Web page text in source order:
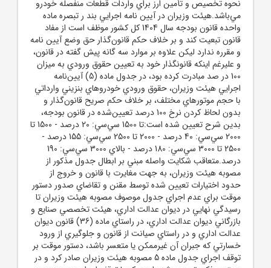
نحوه تخصيص و تأمين ارز براي واردات قطعات منفصله خودرو
مي‌باشد.هيئت وزيران در آيين نامه اجرايي بند ر تبصره ماده
واحده قانون بودجه سال 1404 کل کشور موظف است از مفاد
قانون تبعيت کند و بر خلاف حکم قانون‌گذار حق وضع آيين نامه
و مقرره ندارد ليکن علاوه بر موارد سه گانه پيش گفته در قانون،
و عليرغم اينکه قانونگذار خود به تعيين حقوق ورودي به ميزان
100 در صد مبادرت کرده بود، در جدول ماده (5) آيين‌نامه
اجرايي هيئت وزيران، حقوق ورودي خودروهاي بنزيني وارداتي
با حجم موتورهاي مختلف، بر خلاف حکم صريح قانون‌گذار و
بدون لحاظ کردن نرخ 100 درصد تعيين‌شده در قانون بودجه،
بدين شرح تعيين شده است:تا 1500 سي‌سي: 20 درصد - 1500 تا
2000 سي‌سي: 40 درصد - 2000 تا 2500 سي‌سي: 155 درصد -
2500 تا 3000 سي‌سي: 180 درصد - بالاي 3000 سي‌سي: 190
درصد.متعاقب شکايت واصله مبني بر ابطال جدول مذکور از
مصوبه هيئت وزيران، به جهت مغايرت با قانون و خروج از
حدود اختيارات تعيين شده توسط مقنن و تقاضاي صدور دستور
موقت براي عدم اجراي جدول موصوف مصوبه هيئت وزيران تا
رسيدگي نهايي در ديوان عدالت اداري، هيئت تخصصي صنايع و
بازرگاني ديوان عدالت اداري، در راستاي ماده (36) قانون ديوان
عدالت اداري و در راستاي صيانت از قانون و جلوگيري از ورود
خسارتي که جبران آن غيرممکن يا متعسر باشد، دستور موقت بر
توقف اجراي جدول ماده 5 مصوبه هيئت وزيران صادر کرد و در